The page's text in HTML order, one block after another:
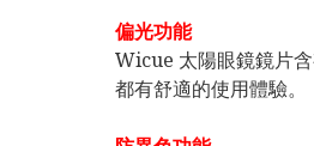
偏光功能
Wicue 太陽眼鏡鏡片
都有舒適的使用體驗。